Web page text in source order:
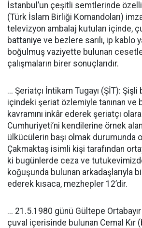
İstanbul’un çeşitli semtlerinde
(Türk İslam Birliği Komandoları)
televizyon ambalaj kutuları içinde,
battaniye ve bezlere sarılı, ip kablo
boğulmuş vaziyette bulunan
çalışmaların birer sonuçlarıdır.
... Şeriatçı İntikam Tugayı (ŞİT):
içindeki şeriat özlemiyle tanınan ve
kavramını inkâr ederek şeriatçı
Cumhuriyeti’ni kendilerine örnek
ülkücülerin başı olmak durumunda
Çakmaktaş isimli kişi tarafından
ki bugünlerde ceza ve
koğuşunda bulunan arkadaşlarıyla
ederek kısaca, mezhepler 12’dir.
... 21.5.1980 günü Gültepe
çuval içerisinde bulunan Cemal Kır